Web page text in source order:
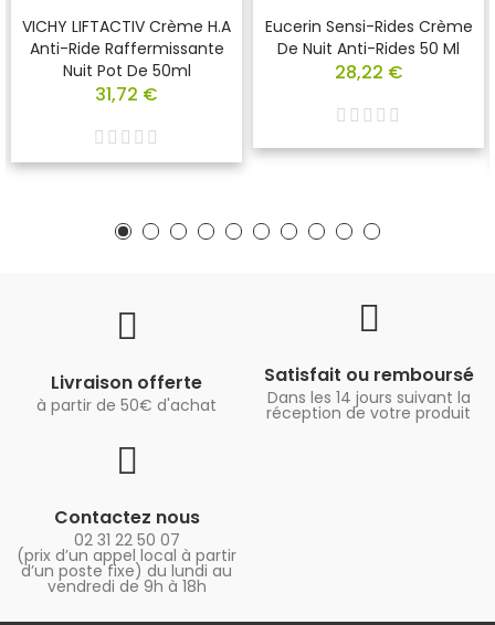
VICHY LIFTACTIV Crème H.A
Anti-Ride Raffermissante
Nuit Pot De 50ml
31,72 €
Eucerin Sensi-Rides Crème
De Nuit Anti-Rides 50 Ml
28,22 €
Livraison offerte
à partir de 50€ d'achat
Satisfait ou remboursé
Dans les 14 jours suivant la
réception de votre produit
Contactez nous
02 31 22 50 07
(prix d’un appel local à partir
d’un poste fixe) du lundi au
vendredi de 9h à 18h